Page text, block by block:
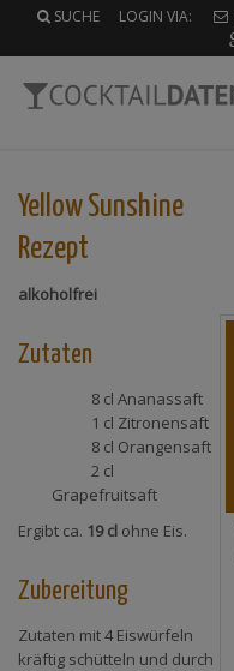
SUCHE LOGIN VIA:
Yellow Sunshine
Rezept
alkoholfrei
Zutaten
8 cl Ananassaft
1 cl Zitronensaft
8 cl Orangensaft
2 cl
Grapefruitsaft
Ergibt ca. 19 cl ohne Eis.
Zubereitung
Zutaten mit 4 Eiswürfeln
kräftig schütteln und durch